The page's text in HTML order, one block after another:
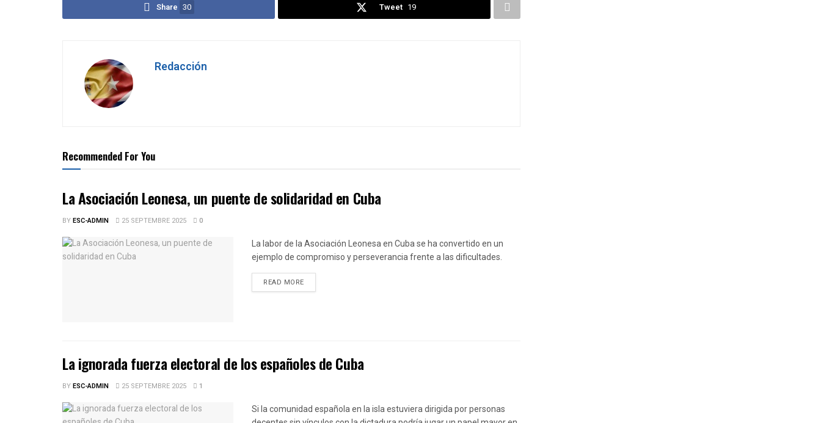
Share 30 Tweet 19
Redacción
Recommended For You
La Asociación Leonesa, un puente de solidaridad en Cuba
BYESC-ADMIN 25 SEPTEMBRE 2025 0
La labor de la Asociación Leonesa en Cuba se ha convertido en un
ejemplo de compromiso y perseverancia frente a las dificultades.
READ MOREDETAILS
La ignorada fuerza electoral de los españoles de Cuba
BYESC-ADMIN 25 SEPTEMBRE 2025 1
Si la comunidad española en la isla estuviera dirigida por personas